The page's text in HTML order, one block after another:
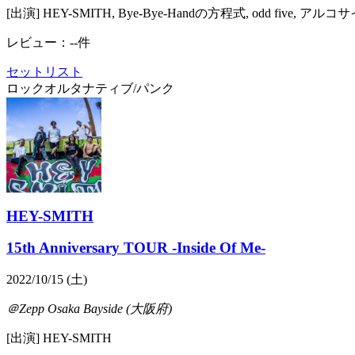
[出演] HEY-SMITH, Bye-Bye-Handの方程式, odd five, アルコサ
レビュー：--件
セットリスト
ロックオルタナティブ/パンク
HEY-SMITH
15th Anniversary TOUR -Inside Of Me-
2022/10/15 (土)
＠Zepp Osaka Bayside (大阪府)
[出演] HEY-SMITH